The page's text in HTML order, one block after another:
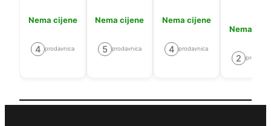
Nema cijene
4 prodavnica
Nema cijene
5 prodavnica
Nema cijene
4 prodavnica
Nema
2